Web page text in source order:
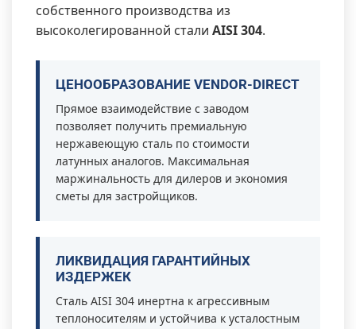
собственного производства из
высоколегированной стали AISI 304.
ЦЕНООБРАЗОВАНИЕ VENDOR-DIRECT
Прямое взаимодействие с заводом
позволяет получить премиальную
нержавеющую сталь по стоимости
латунных аналогов. Максимальная
маржинальность для дилеров и экономия
сметы для застройщиков.
ЛИКВИДАЦИЯ ГАРАНТИЙНЫХ
ИЗДЕРЖЕК
Сталь AISI 304 инертна к агрессивным
теплоносителям и устойчива к усталостным